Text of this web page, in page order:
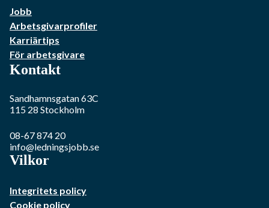
Jobb
Arbetsgivarprofiler
Karriärtips
För arbetsgivare
Kontakt
Sandhamnsgatan 63C
115 28 Stockholm
08-67 874 20
info@ledningsjobb.se
Vilkor
Integritets policy
Cookie policy